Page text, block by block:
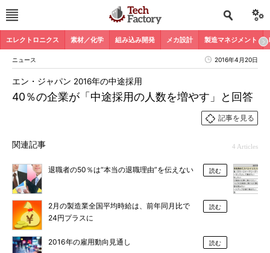
エレクトロニクス 素材／化学 組み込み開発 メカ設計 製造マネジメント
ニュース 2016年4月20日
40％の企業が「中途採用の人数を増やす」と回答
エン・ジャパン 2016年の中途採用
記事を見る
関連記事 4 Articles
退職者の50％は“本当の退職理由”を伝えない 読む
2月の製造業全国平均時給は、前年同月比で
24円プラスに
読む
2016年の雇用動向見通し 読む